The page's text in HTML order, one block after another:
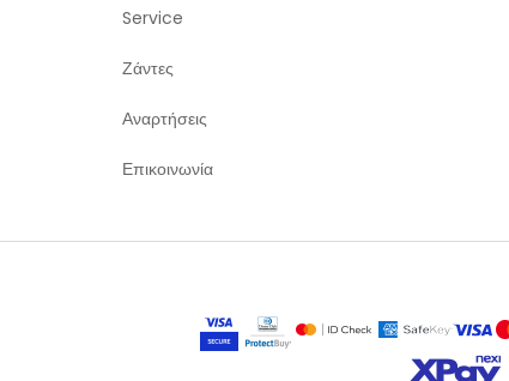
Service
Ζάντες
Αναρτήσεις
Επικοινωνία